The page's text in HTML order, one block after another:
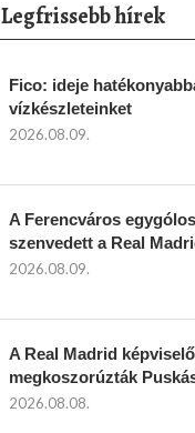
Legfrissebb hírek
Fico: ideje
vízkészleteinket
2026.08.09.
A Ferencváros
szenvedett a Real
2026.08.09.
A Real Madrid
megkoszorúzták
2026.08.08.